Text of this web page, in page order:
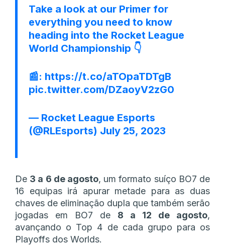
Take a look at our Primer for
everything you need to know
heading into the Rocket League
World Championship 👇
📰: https://t.co/aTOpaTDTgB
pic.twitter.com/DZaoyV2zG0
— Rocket League Esports
(@RLEsports) July 25, 2023
De 3 a 6 de agosto, um formato suíço BO7 de
16 equipas irá apurar metade para as duas
chaves de eliminação dupla que também serão
jogadas em BO7 de 8 a 12 de agosto,
avançando o Top 4 de cada grupo para os
Playoffs dos Worlds.